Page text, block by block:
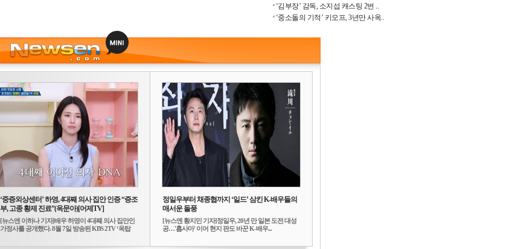
‘김부장’ 감독, 소지섭 캐스팅 2번 ..
‘중소돌의 기적’ 키오프, 3년만 사옥..
‘중증외상센터’ 하영, 4대째 의사 집안 인증 “증조
부, 고종 황제 진료”(옥문아)[어제TV]
[뉴스엔 이하나 기자]배우 하영이 4대째 의사 집안인
가정사를 공개했다. 8월 7일 방송된 KBS 2TV ‘옥탑
정일우부터 채종협까지 ‘일드’ 삼킨 K-배우들의
매서운 돌풍
[뉴스엔 황지민 기자]정일우, 20년 만 일본 도전 대성
공…'횹사마' 이어 현지 판도 바꾼 K-배우...